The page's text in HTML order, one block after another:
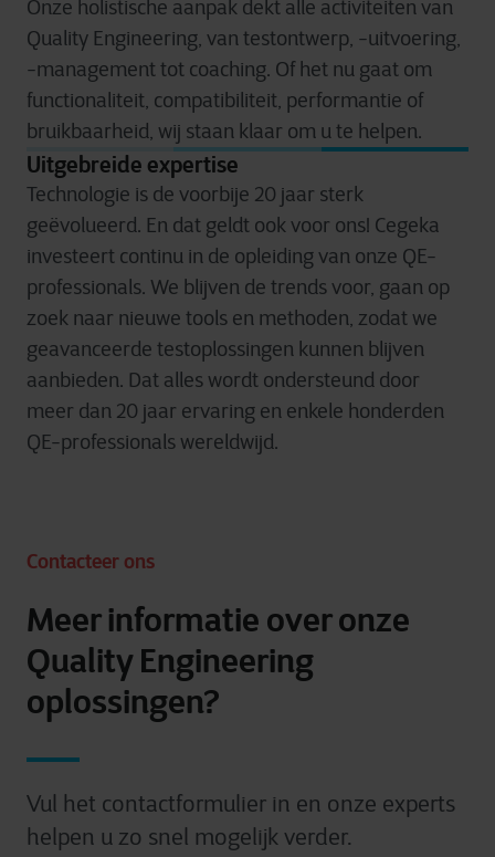
Onze holistische aanpak dekt alle activiteiten van
Quality Engineering, van testontwerp, -uitvoering,
-management tot coaching. Of het nu gaat om
functionaliteit, compatibiliteit, performantie of
bruikbaarheid, wij staan klaar om u te helpen.
Uitgebreide expertise
Technologie is de voorbije 20 jaar sterk
geëvolueerd. En dat geldt ook voor ons! Cegeka
investeert continu in de opleiding van onze QE-
professionals. We blijven de trends voor, gaan op
zoek naar nieuwe tools en methoden, zodat we
geavanceerde testoplossingen kunnen blijven
aanbieden. Dat alles wordt ondersteund door
meer dan 20 jaar ervaring en enkele honderden
QE-professionals wereldwijd.
Contacteer ons
Meer informatie over onze
Quality Engineering
oplossingen?
Vul het contactformulier in en onze experts
helpen u zo snel mogelijk verder.